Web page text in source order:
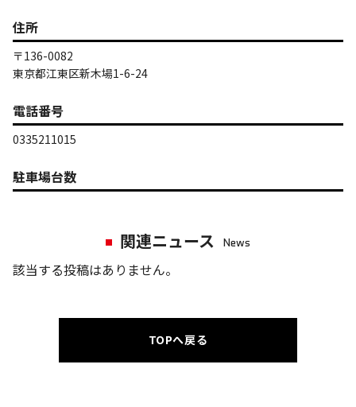
住所
〒136-0082
東京都江東区新木場1-6-24
電話番号
0335211015
駐車場台数
関連ニュース News
該当する投稿はありません。
TOPへ戻る